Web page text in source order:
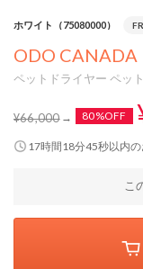
ホワイト（75080000）
ODO CANADA
ペットドライヤー ペッ
¥66,000 80%OFF
17時間18分45秒以内
こ